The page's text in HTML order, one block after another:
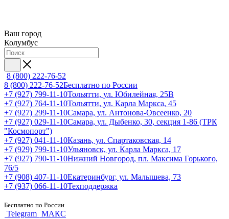
Ваш город
Колумбус
8 (800) 222-76-52
8 (800) 222-76-52Бесплатно по России
+7 (927) 799-11-10Тольятти, ул. Юбилейная, 25В
+7 (927) 764-11-10Тольятти, ул. Карла Маркса, 45
+7 (927) 299-11-10Самара, ул. Антонова-Овсеенко, 20
+7 (927) 029-11-10Самара, ул. Дыбенко, 30, секция 1-86 (ТРК
"Космопорт")
+7 (927) 041-11-10Казань, ул. Спартаковская, 14
+7 (929) 799-11-10Ульяновск, ул. Карла Маркса, 17
+7 (927) 790-11-10Нижний Новгород, пл. Максима Горького,
76/5
+7 (908) 407-11-10Екатеринбург, ул. Малышева, 73
+7 (937) 066-11-10Техподдержка
Бесплатно по России
Telegram МАКС